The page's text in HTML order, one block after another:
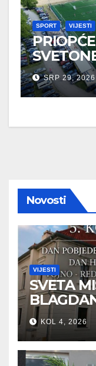
SPORT VIJESTI
SRP 29, 2026
Novosti
VIJESTI
SVETA
KOL 4, 2026